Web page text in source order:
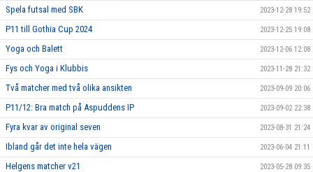
Spela futsal med SBK 2023-12-28 19:52
P11 till Gothia Cup 2024 2023-12-25 19:08
Yoga och Balett 2023-12-06 12:08
Fys och Yoga i Klubbis 2023-11-28 21:32
Två matcher med två olika ansikten 2023-09-09 20:06
P11/12: Bra match på Aspuddens IP 2023-09-02 22:38
Fyra kvar av original seven 2023-08-31 21:24
Ibland går det inte hela vägen 2023-06-04 21:11
Helgens matcher v21 2023-05-28 09:35